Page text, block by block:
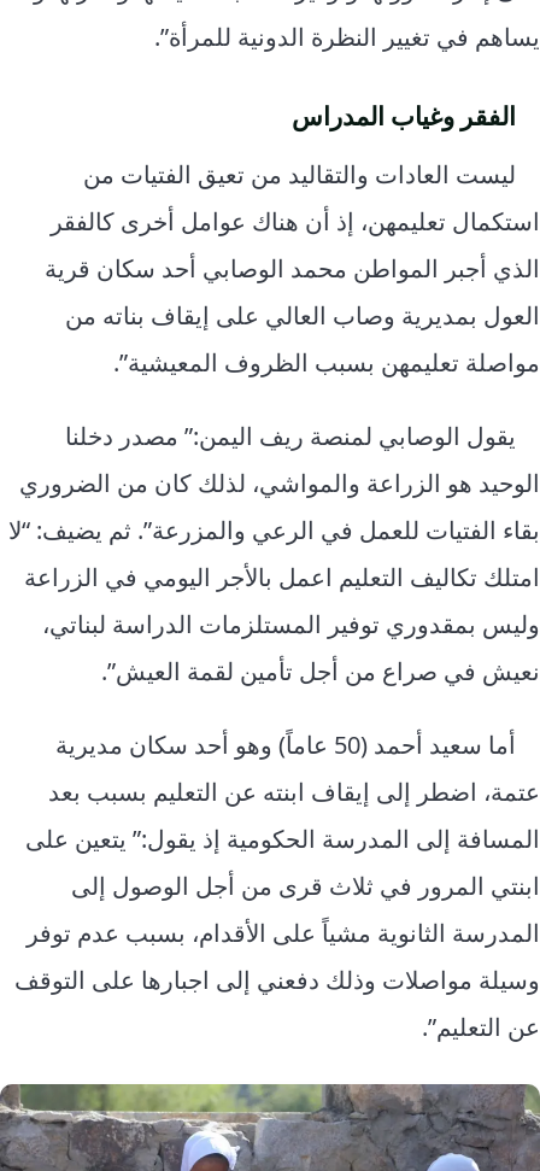
يساهم في تغيير النظرة الدونية للمرأة”.
الفقر وغياب المدراس
ليست العادات والتقاليد من تعيق الفتيات من
استكمال تعليمهن، إذ أن هناك عوامل أخرى كالفقر
الذي أجبر المواطن محمد الوصابي أحد سكان قرية
العول بمديرية وصاب العالي على إيقاف بناته من
مواصلة تعليمهن بسبب الظروف المعيشية”.
يقول الوصابي لمنصة ريف اليمن:” مصدر دخلنا
الوحيد هو الزراعة والمواشي، لذلك كان من الضروري
بقاء الفتيات للعمل في الرعي والمزرعة”. ثم يضيف: “لا
امتلك تكاليف التعليم اعمل بالأجر اليومي في الزراعة
وليس بمقدوري توفير المستلزمات الدراسة لبناتي،
نعيش في صراع من أجل تأمين لقمة العيش”.
أما سعيد أحمد (50 عاماً) وهو أحد سكان مديرية
عتمة، اضطر إلى إيقاف ابنته عن التعليم بسبب بعد
المسافة إلى المدرسة الحكومية إذ يقول:” يتعين على
ابنتي المرور في ثلاث قرى من أجل الوصول إلى
المدرسة الثانوية مشياً على الأقدام، بسبب عدم توفر
وسيلة مواصلات وذلك دفعني إلى اجبارها على التوقف
عن التعليم”.